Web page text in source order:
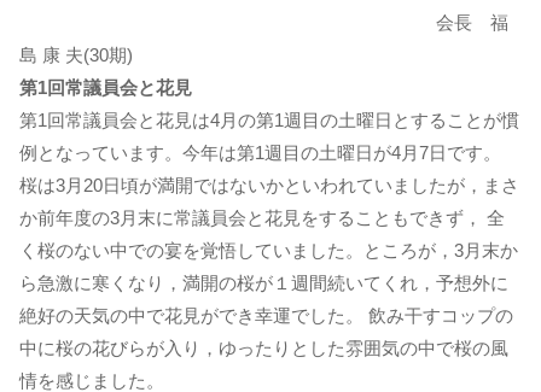
会長 福
島 康 夫(30期)
第1回常議員会と花見
第1回常議員会と花見は4月の第1週目の土曜日とすることが慣
例となっています。今年は第1週目の土曜日が4月7日です。
桜は3月20日頃が満開ではないかといわれていましたが，まさ
か前年度の3月末に常議員会と花見をすることもできず， 全
く桜のない中での宴を覚悟していました。ところが，3月末か
ら急激に寒くなり，満開の桜が１週間続いてくれ，予想外に
絶好の天気の中で花見ができ幸運でした。 飲み干すコップの
中に桜の花びらが入り，ゆったりとした雰囲気の中で桜の風
情を感じました。